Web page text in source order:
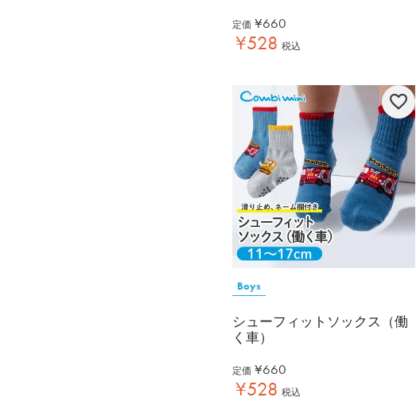
定価 ¥660
¥528 税込
Boys
シューフィットソックス（働
く車）
定価 ¥660
¥528 税込